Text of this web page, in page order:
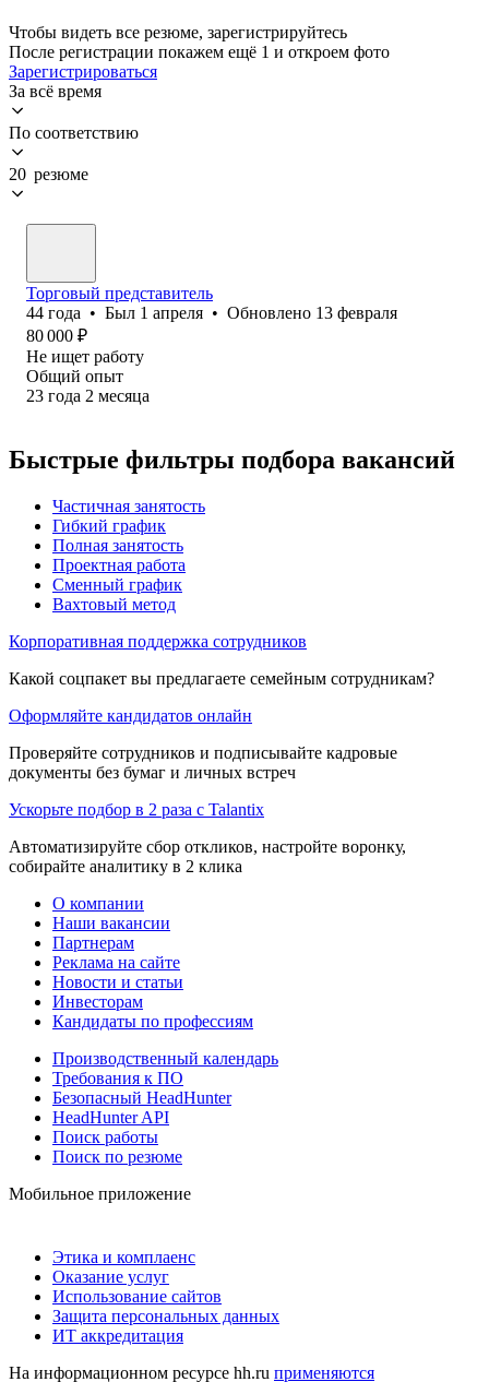
Чтобы видеть все резюме, зарегистрируйтесь
После регистрации покажем ещё 1 и откроем фото
Зарегистрироваться
За всё время
По соответствию
20 резюме
Торговый представитель
44 года • Был 1 апреля • Обновлено 13 февраля
80 000 ₽
Не ищет работу
Общий опыт
23 года 2 месяца
Быстрые фильтры подбора вакансий
Частичная занятость
Гибкий график
Полная занятость
Проектная работа
Сменный график
Вахтовый метод
Корпоративная поддержка сотрудников
Какой соцпакет вы предлагаете семейным сотрудникам?
Оформляйте кандидатов онлайн
Проверяйте сотрудников и подписывайте кадровые
документы без бумаг и личных встреч
Ускорьте подбор в 2 раза с Talantix
Автоматизируйте сбор откликов, настройте воронку,
собирайте аналитику в 2 клика
О компании
Наши вакансии
Партнерам
Реклама на сайте
Новости и статьи
Инвесторам
Кандидаты по профессиям
Производственный календарь
Требования к ПО
Безопасный HeadHunter
HeadHunter API
Поиск работы
Поиск по резюме
Мобильное приложение
Этика и комплаенс
Оказание услуг
Использование сайтов
Защита персональных данных
ИТ аккредитация
На информационном ресурсе hh.ru применяются